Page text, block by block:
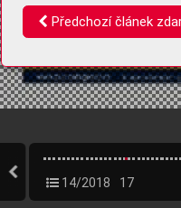
14/2018 17
Předchozí článek